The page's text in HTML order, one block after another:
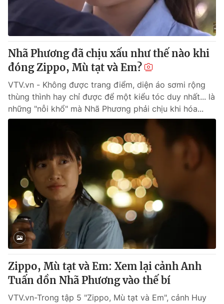
Nhã Phương đã chịu xấu như thế nào khi
đóng Zippo, Mù tạt và Em?
VTV.vn - Không được trang điểm, diện áo sơmi rộng
thùng thình hay chỉ được để một kiểu tóc duy nhất... là
những "nỗi khổ" mà Nhã Phương phải chịu khi hóa...
Zippo, Mù tạt và Em: Xem lại cảnh Anh
Tuấn dồn Nhã Phương vào thế bí
VTV.vn-Trong tập 5 "Zippo, Mù tạt và Em", cảnh Huy